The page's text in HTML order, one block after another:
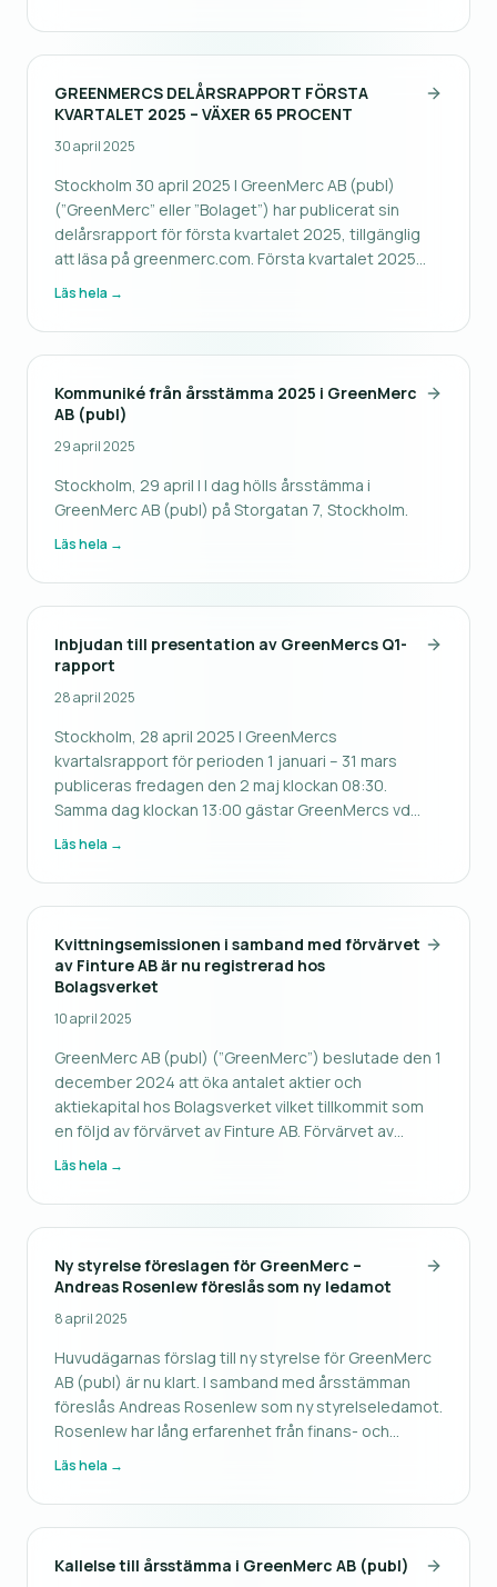
GreenMercs tekniska pla
GREENMERCS DELÅRSRAPPORT FÖRSTA
KVARTALET 2025 – VÄXER 65 PROCENT
30 april 2025
Stockholm 30 april 2025 | GreenMerc AB (publ)
(”GreenMerc” eller ”Bolaget”) har publicerat sin
delårsrapport för första kvartalet 2025, tillgänglig
att läsa på greenmerc.com. Första kvartalet 2025
blev ännu ett starkt kvartal för GreenMerc med
Northcryptos verksamhet till
Läs hela →
Kommuniké från årsstämma 2025 i GreenMerc
AB (publ)
29 april 2025
Stockholm, 29 april | I dag hölls årsstämma i
GreenMerc AB (publ) på Storgatan 7, Stockholm.
Läs hela →
Inbjudan till presentation av GreenMercs Q1-
rapport
28 april 2025
Stockholm, 28 april 2025 | GreenMercs
kvartalsrapport för perioden 1 januari – 31 mars
publiceras fredagen den 2 maj klockan 08:30.
Samma dag klockan 13:00 gästar GreenMercs vd
Arvid Börje Ramberg youtube-kanalen SparaCash för
aktieägare och andra intressenter möjlighet att
Läs hela →
Kvittningsemissionen i samband med förvärvet
av Finture AB är nu registrerad hos
Bolagsverket
10 april 2025
GreenMerc AB (publ) (”GreenMerc”) beslutade den 1
december 2024 att öka antalet aktier och
aktiekapital hos Bolagsverket vilket tillkommit som
en följd av förvärvet av Finture AB. Förvärvet av
Finture AB finansierades genom en
samt en kontant köpeskilling om 600 000 kron
Läs hela →
Ny styrelse föreslagen för GreenMerc –
Andreas Rosenlew föreslås som ny ledamot
8 april 2025
Huvudägarnas förslag till ny styrelse för GreenMerc
AB (publ) är nu klart. I samband med årsstämman
föreslås Andreas Rosenlew som ny styrelseledamot.
Rosenlew har lång erfarenhet från finans- och
techsektorn, med tidigare uppdrag i styrelserna för
samt ledande roller inom
Läs hela →
Kallelse till årsstämma i GreenMerc AB (publ)